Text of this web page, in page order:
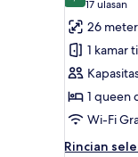
Kamar
Keluarga,
Tempat
Tidur
Queen
dengan
17 ulasan
(17
ulasan)
26
1 kamar
1 queen
Wi-Fi
Rincian
Rincian